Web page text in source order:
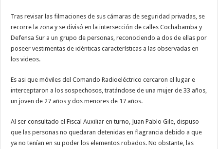
Tras revisar las filmaciones de sus cámaras de seguridad privadas, se
recorre la zona y se divisó en la intersección de calles Cochabamba y
Defensa Sur a un grupo de personas, reconociendo a dos de ellas por
poseer vestimentas de idénticas características a las observadas en
los videos.
Es asi que móviles del Comando Radioeléctrico cercaron el lugar e
interceptaron a los sospechosos, tratándose de una mujer de 33 años,
un joven de 27 años y dos menores de 17 años.
Al ser consultado el Fiscal Auxiliar en turno, Juan Pablo Gile, dispuso
que las personas no quedaran detenidas en flagrancia debido a que
ya no tenían en su poder los elementos robados. No obstante, las